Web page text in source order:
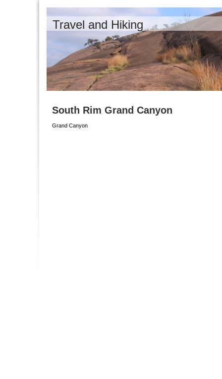
Travel and Hiking
South Rim Grand Canyon
Grand Canyon